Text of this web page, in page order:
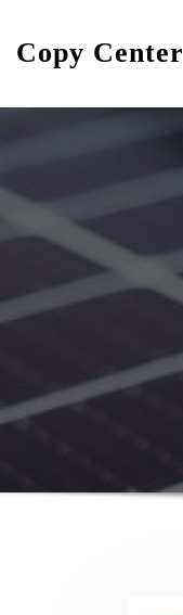
content
Copy Center